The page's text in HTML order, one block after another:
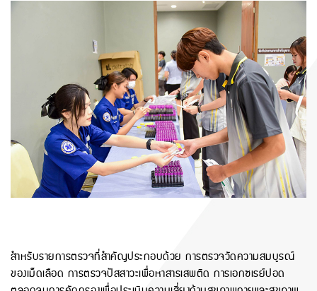
สำหรับรายการตรวจที่สำคัญประกอบด้วย การตรวจวัดความสมบูรณ์
ของเม็ดเลือด การตรวจปัสสาวะเพื่อหาสารเสพติด การเอกซเรย์ปอด